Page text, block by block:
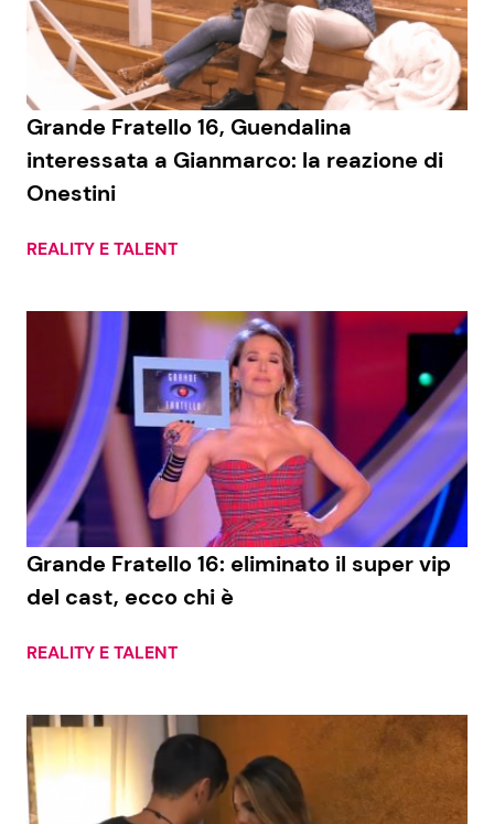
Economia
Persone Scomparse
Fiction e Serie TV
Programmi TV
News Cinema
News Musica
News Spettacolo
News dal mondo
Benessere
Casa
Moda e Style
Mondo Mamma
News benessere
Cucina e Ricette
Le Ricette in TV
Primi Piatti
Grande Fratello 16, Guendalina
interessata a Gianmarco: la reazione di
Onestini
REALITY E TALENT
Grande Fratello 16: eliminato il super vip
del cast, ecco chi è
REALITY E TALENT